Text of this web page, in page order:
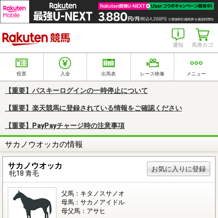
馬券カゴ
通知
投票 入金 出馬表 レース映像 メニュー
【重要】パスキーログインの一時停止について
【重要】楽天競馬に登録されている情報をご確認ください
【重要】PayPayチャージ時の注意事項
サカノウオッカの情報
サカノウオッカ
牝18 青毛
お気に入りに登録
父馬：キタノスサノオ
母馬：サカノアイドル
母父馬：アサヒ